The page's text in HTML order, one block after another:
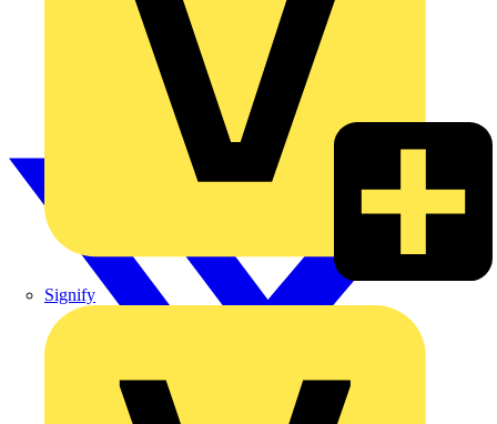
Signify